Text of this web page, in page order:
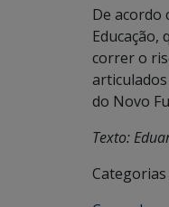
De acordo
Educação,
correr o
articulados
do Novo
Texto:
Categorias